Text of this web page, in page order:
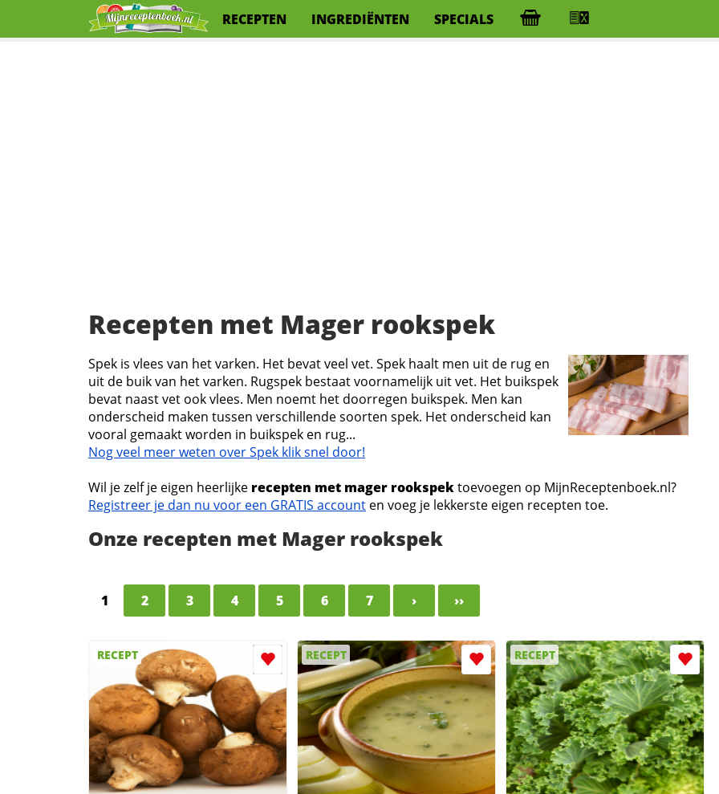
RECEPTEN INGREDIËNTEN SPECIALS
Recepten met Mager rookspek
Spek is vlees van het varken. Het bevat veel vet. Spek haalt men uit de rug en
uit de buik van het varken. Rugspek bestaat voornamelijk uit vet. Het buikspek
bevat naast vet ook vlees. Men noemt het doorregen buikspek. Men kan
onderscheid maken tussen verschillende soorten spek. Het onderscheid kan
vooral gemaakt worden in buikspek en rug...
Nog veel meer weten over Spek klik snel door!
Wil je zelf je eigen heerlijke recepten met mager rookspektoevoegen op MijnReceptenboek.nl?
Registreer je dan nu voor een GRATIS account en voeg je lekkerste eigen recepten toe.
Onze recepten met Mager rookspek
1 2 3 4 5 6 7 › ››
RECEPT RECEPT RECEPT